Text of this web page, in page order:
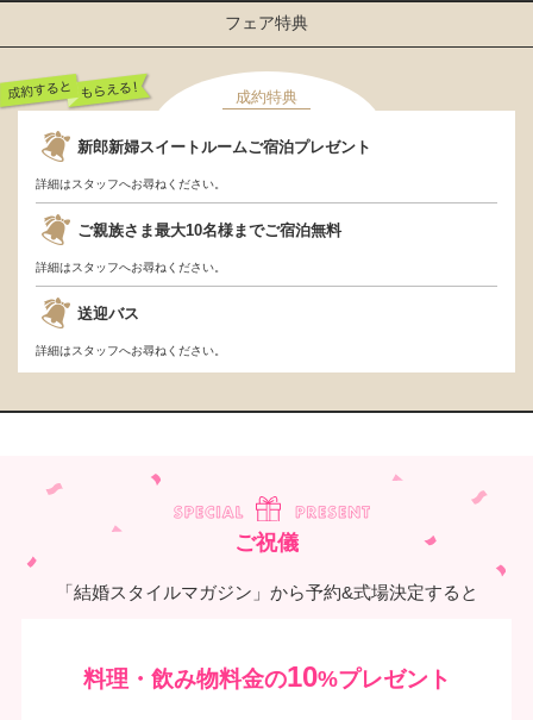
フェア特典
成約特典
新郎新婦スイートルームご宿泊プレゼント
詳細はスタッフへお尋ねください。
ご親族さま最大10名様までご宿泊無料
詳細はスタッフへお尋ねください。
送迎バス
詳細はスタッフへお尋ねください。
ご祝儀
「結婚スタイルマガジン」から予約&式場決定すると
料理・飲み物料金の10%プレゼント